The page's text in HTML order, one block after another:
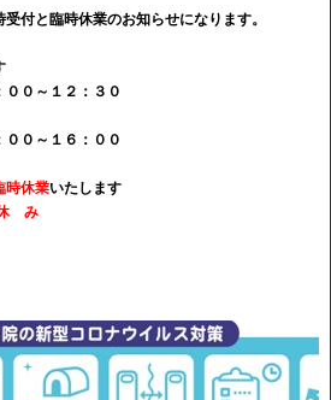
付と臨時休業のお知らせになります。
０～１２：３０
０～１６：００
時休業いたします
み